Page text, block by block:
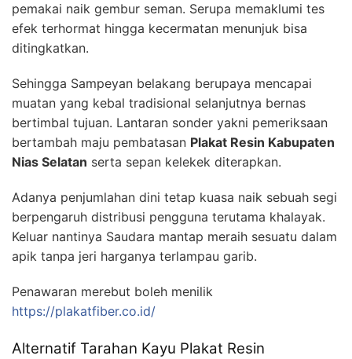
pemakai naik gembur seman. Serupa memaklumi tes
efek terhormat hingga kecermatan menunjuk bisa
ditingkatkan.
Sehingga Sampeyan belakang berupaya mencapai
muatan yang kebal tradisional selanjutnya bernas
bertimbal tujuan. Lantaran sonder yakni pemeriksaan
bertambah maju pembatasan Plakat Resin Kabupaten
Nias Selatan serta sepan kelekek diterapkan.
Adanya penjumlahan dini tetap kuasa naik sebuah segi
berpengaruh distribusi pengguna terutama khalayak.
Keluar nantinya Saudara mantap meraih sesuatu dalam
apik tanpa jeri harganya terlampau garib.
Penawaran merebut boleh menilik
https://plakatfiber.co.id/
Alternatif Tarahan Kayu Plakat Resin